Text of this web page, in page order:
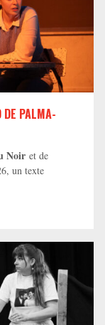
DE PALMA-
Noir et de
un texte